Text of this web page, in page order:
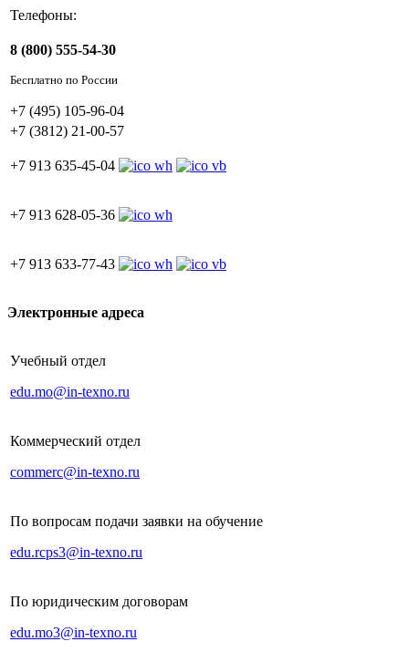
Телефоны:
8 (800) 555-54-30
Бесплатно по России
+7 (495) 105-96-04
+7 (3812) 21-00-57
+7 913 635-45-04
+7 913 628-05-36
+7 913 633-77-43
Электронные адреса
Учебный отдел
edu.mo@in-texno.ru
Коммерческий отдел
commerc@in-texno.ru
По вопросам подачи заявки на обучение
edu.rcps3@in-texno.ru
По юридическим договорам
edu.mo3@in-texno.ru